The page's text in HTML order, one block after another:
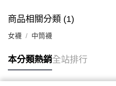
商品相關分類 (1)
女襪 中筒襪
本分類熱銷全站排行